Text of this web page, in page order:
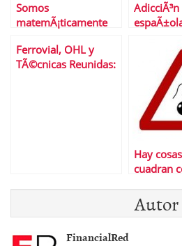
Somos
matemÃ¡ticamente
saben
Ferrovial, OHL y
TÃ©cnicas Reunidas:
Hay
cuadran
USA
Autor
FinancialRed